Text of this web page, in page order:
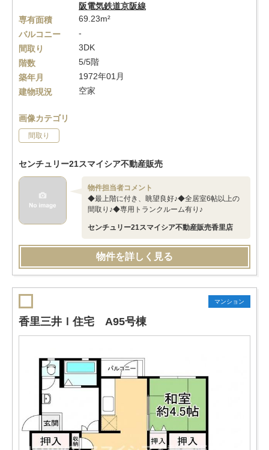
阪電気鉄道京阪線
専有面積
69.23m²
バルコニー
-
間取り
3DK
階数
5/5階
築年月
1972年01月
建物現況
空家
画像カテゴリ
間取り
センチュリー21スマイシア不動産販売
物件担当者コメント
◆最上階に付き、眺望良好♪◆全居室6帖以上の
間取り♪◆専用トランクルーム有り♪
センチュリー21スマイシア不動産販売香里店
物件を詳しく見る
マンション
香里三井Ｉ住宅 A95号棟